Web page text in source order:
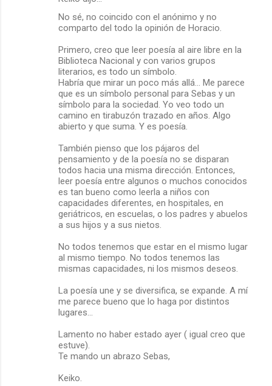
No sé, no coincido con el anónimo y no
comparto del todo la opinión de Horacio.
Primero, creo que leer poesía al aire libre en la
Biblioteca Nacional y con varios grupos
literarios, es todo un símbolo.
Habría que mirar un poco más allá... Me parece
que es un símbolo personal para Sebas y un
símbolo para la sociedad. Yo veo todo un
camino en tirabuzón trazado en años. Algo
abierto y que suma. Y es poesía.
También pienso que los pájaros del
pensamiento y de la poesía no se disparan
todos hacia una misma dirección. Entonces,
leer poesía entre algunos o muchos conocidos
es tan bueno como leerla a niños con
capacidades diferentes, en hospitales, en
geriátricos, en escuelas, o los padres y abuelos
a sus hijos y a sus nietos.
No todos tenemos que estar en el mismo lugar
al mismo tiempo. No todos tenemos las
mismas capacidades, ni los mismos deseos.
La poesía une y se diversifica, se expande. A mí
me parece bueno que lo haga por distintos
lugares...
Lamento no haber estado ayer ( igual creo que
estuve).
Te mando un abrazo Sebas,
Keiko.